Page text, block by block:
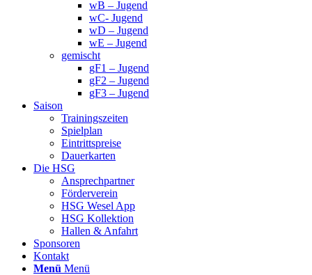
wB – Jugend
wC- Jugend
wD – Jugend
wE – Jugend
gemischt
gF1 – Jugend
gF2 – Jugend
gF3 – Jugend
Saison
Trainingszeiten
Spielplan
Eintrittspreise
Dauerkarten
Die HSG
Ansprechpartner
Förderverein
HSG Wesel App
HSG Kollektion
Hallen & Anfahrt
Sponsoren
Kontakt
Menü Menü